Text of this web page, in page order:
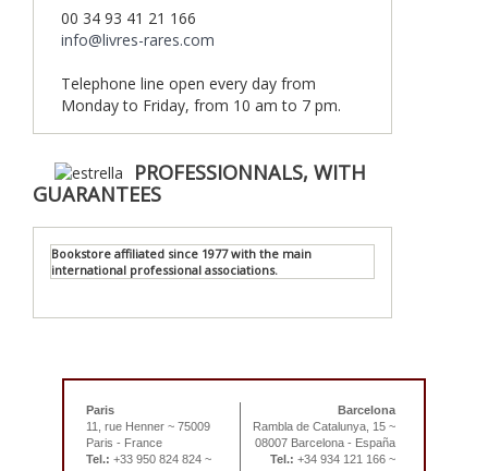
00 34 93 41 21 166
info@livres-rares.com
Telephone line open every day from
Monday to Friday, from 10 am to 7 pm.
PROFESSIONNALS, WITH
GUARANTEES
Bookstore affiliated since 1977 with the main
international professional associations.
Paris
11, rue Henner ~ 75009
Paris - France
Tel.: +33 950 824 824 ~
Barcelona
Rambla de Catalunya, 15 ~
08007 Barcelona - España
Tel.: +34 934 121 166 ~